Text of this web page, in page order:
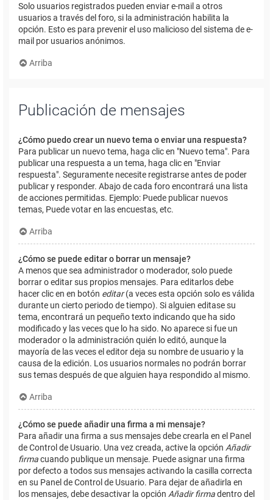
Solo usuarios registrados pueden enviar e-mail a otros
usuarios a través del foro, si la administración habilita la
opción. Esto es para prevenir el uso malicioso del sistema de e-
mail por usuarios anónimos.
Arriba
Publicación de mensajes
¿Cómo puedo crear un nuevo tema o enviar una respuesta?
Para publicar un nuevo tema, haga clic en "Nuevo tema". Para
publicar una respuesta a un tema, haga clic en "Enviar
respuesta". Seguramente necesite registrarse antes de poder
publicar y responder. Abajo de cada foro encontrará una lista
de acciones permitidas. Ejemplo: Puede publicar nuevos
temas, Puede votar en las encuestas, etc.
Arriba
¿Cómo se puede editar o borrar un mensaje?
A menos que sea administrador o moderador, solo puede
borrar o editar sus propios mensajes. Para editarlos debe
hacer clic en en botón editar(a veces esta opción solo es válida
durante un cierto periodo de tiempo). Si alguien editase su
tema, encontrará un pequeño texto indicando que ha sido
modificado y las veces que lo ha sido. No aparece si fue un
moderador o la administración quién lo editó, aunque la
mayoría de las veces el editor deja su nombre de usuario y la
causa de la edición. Los usuarios normales no podrán borrar
sus temas después de que alguien haya respondido al mismo.
Arriba
¿Cómo se puede añadir una firma a mi mensaje?
Para añadir una firma a sus mensajes debe crearla en el Panel
de Control de Usuario. Una vez creada, active la opción Añadir
firmacuando publique un mensaje. Puede asignar una firma
por defecto a todos sus mensajes activando la casilla correcta
en su Panel de Control de Usuario. Para dejar de añadirla en
los mensajes, debe desactivar la opción Añadir firmadentro del